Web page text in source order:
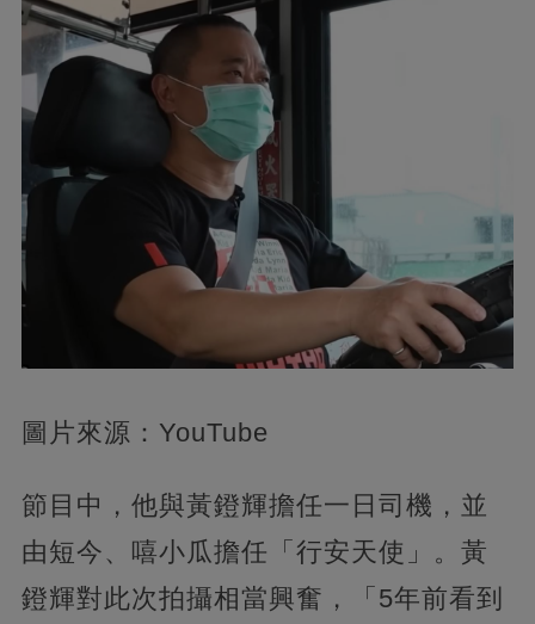
圖片來源：YouTube
節目中，他與黃鐙輝擔任一日司機，並
由短今、嘻小瓜擔任「行安天使」。黃
鐙輝對此次拍攝相當興奮，「5年前看到